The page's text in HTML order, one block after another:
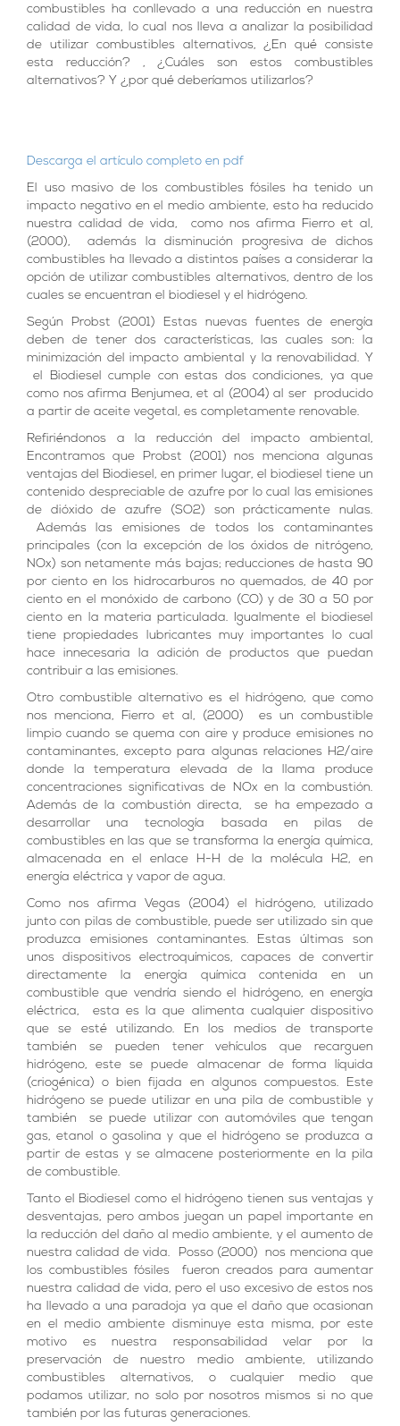
combustibles ha conllevado a una reducción en nuestra
calidad de vida, lo cual nos lleva a analizar la posibilidad
de utilizar combustibles alternativos, ¿En qué consiste
esta reducción? , ¿Cuáles son estos combustibles
alternativos? Y ¿por qué deberíamos utilizarlos?
Descarga el artículo completo en pdf
El uso masivo de los combustibles fósiles ha tenido un
impacto negativo en el medio ambiente, esto ha reducido
nuestra calidad de vida, como nos afirma Fierro et al,
(2000), además la disminución progresiva de dichos
combustibles ha llevado a distintos países a considerar la
opción de utilizar combustibles alternativos, dentro de los
cuales se encuentran el biodiesel y el hidrógeno.
Según Probst (2001) Estas nuevas fuentes de energía
deben de tener dos características, las cuales son: la
minimización del impacto ambiental y la renovabilidad. Y
el Biodiesel cumple con estas dos condiciones, ya que
como nos afirma Benjumea, et al (2004) al ser producido
a partir de aceite vegetal, es completamente renovable.
Refiriéndonos a la reducción del impacto ambiental,
Encontramos que Probst (2001) nos menciona algunas
ventajas del Biodiesel, en primer lugar, el biodiesel tiene un
contenido despreciable de azufre por lo cual las emisiones
de dióxido de azufre (SO2) son prácticamente nulas.
Además las emisiones de todos los contaminantes
principales (con la excepción de los óxidos de nitrógeno,
NOx) son netamente más bajas; reducciones de hasta 90
por ciento en los hidrocarburos no quemados, de 40 por
ciento en el monóxido de carbono (CO) y de 30 a 50 por
ciento en la materia particulada. Igualmente el biodiesel
tiene propiedades lubricantes muy importantes lo cual
hace innecesaria la adición de productos que puedan
contribuir a las emisiones.
Otro combustible alternativo es el hidrógeno, que como
nos menciona, Fierro et al, (2000) es un combustible
limpio cuando se quema con aire y produce emisiones no
contaminantes, excepto para algunas relaciones H2/aire
donde la temperatura elevada de la llama produce
concentraciones significativas de NOx en la combustión.
Además de la combustión directa, se ha empezado a
desarrollar una tecnología basada en pilas de
combustibles en las que se transforma la energía química,
almacenada en el enlace H-H de la molécula H2, en
energía eléctrica y vapor de agua.
Como nos afirma Vegas (2004) el hidrógeno, utilizado
junto con pilas de combustible, puede ser utilizado sin que
produzca emisiones contaminantes. Estas últimas son
unos dispositivos electroquímicos, capaces de convertir
directamente la energía química contenida en un
combustible que vendría siendo el hidrógeno, en energía
eléctrica, esta es la que alimenta cualquier dispositivo
que se esté utilizando. En los medios de transporte
también se pueden tener vehículos que recarguen
hidrógeno, este se puede almacenar de forma líquida
(criogénica) o bien fijada en algunos compuestos. Este
hidrógeno se puede utilizar en una pila de combustible y
también se puede utilizar con automóviles que tengan
gas, etanol o gasolina y que el hidrógeno se produzca a
partir de estas y se almacene posteriormente en la pila
de combustible.
Tanto el Biodiesel como el hidrógeno tienen sus ventajas y
desventajas, pero ambos juegan un papel importante en
la reducción del daño al medio ambiente, y el aumento de
nuestra calidad de vida. Posso (2000) nos menciona que
los combustibles fósiles fueron creados para aumentar
nuestra calidad de vida, pero el uso excesivo de estos nos
ha llevado a una paradoja ya que el daño que ocasionan
en el medio ambiente disminuye esta misma, por este
motivo es nuestra responsabilidad velar por la
preservación de nuestro medio ambiente, utilizando
combustibles alternativos, o cualquier medio que
podamos utilizar, no solo por nosotros mismos si no que
también por las futuras generaciones.